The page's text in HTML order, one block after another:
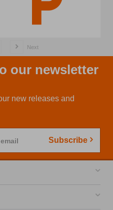
Next
our newsletter
new releases and
Subscribe